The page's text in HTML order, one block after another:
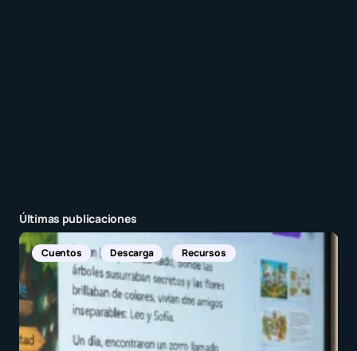
Últimas publicaciones
Noticias Internacionales